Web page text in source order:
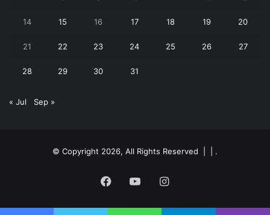
14 15 16 17 18 19 20
21 22 23 24 25 26 27
28 29 30 31
« Jul Sep »
© Copyright 2026, All Rights Reserved | | .
Facebook
YouTubeInstagram